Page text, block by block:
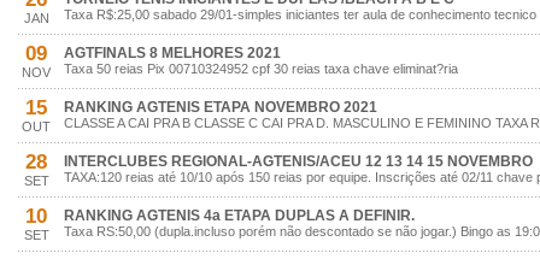
JAN Taxa R$:25,00 sabado 29/01-simples iniciantes ter aula de conhecimento
09
NOV
AGTFINALS 8 MELHORES 2021
Taxa 50 reias Pix 00710324952 cpf 30 reias taxa chave eliminat?ria
15
OUT
RANKING AGTENIS ETAPA NOVEMBRO 2021
CLASSE A CAI PRA B CLASSE C CAI PRA D. MASCULINO E FEMININO TAXA
28
SET
INTERCLUBES REGIONAL-AGTENIS/ACEU 12 13 14 15 NOVEMBRO
TAXA:120 reias até 10/10 após 150 reias por equipe. Inscrições até 02/11 chave
10
SET
RANKING AGTENIS 4a ETAPA DUPLAS A DEFINIR.
Taxa RS:50,00 (dupla.incluso porém não descontado se não jogar.) Bingo as